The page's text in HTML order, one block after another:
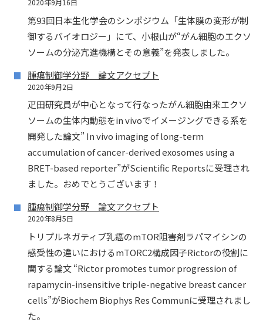
2020年9月16日
第93回日本生化学会のシンポジウム「生体膜の変形が制
御するバイオロジー」にて、小根山が“がん細胞のエクソ
ソームの分泌亢進機構とその意義”を発表しました。
腫瘍制御学分野 論文アクセプト
2020年9月2日
疋田研究員が中心となって行なったがん細胞由来エクソ
ソームの生体内動態をin vivoでイメージングできる系を
開発した論文” In vivo imaging of long-term
accumulation of cancer-derived exosomes using a
BRET-based reporter”がScientific Reportsに受理され
ました。おめでとうございます！
腫瘍制御学分野 論文アクセプト
2020年8月5日
トリプルネガティブ乳癌のmTOR阻害剤ラパマイシンの
感受性の違いにおけるmTORC2構成因子Rictorの役割に
関する論文 “Rictor promotes tumor progression of
rapamycin-insensitive triple-negative breast cancer
cells”がBiochem Biophys Res Communに受理されまし
た。